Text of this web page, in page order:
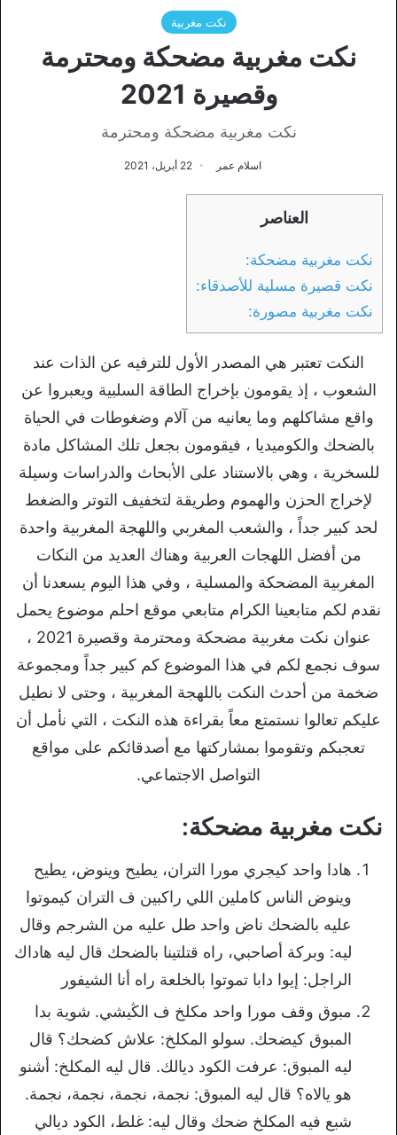
نكت مغربية
نكت مغربية مضحكة ومحترمة
وقصيرة 2021
نكت مغربية مضحكة ومحترمة
اسلام عمر 22 أبريل، 2021
العناصر
نكت مغربية مضحكة:
نكت قصيرة مسلية للأصدقاء:
نكت مغربية مصورة:
النكت تعتبر هي المصدر الأول للترفيه عن الذات عند
الشعوب ، إذ يقومون بإخراج الطاقة السلبية ويعبروا عن
واقع مشاكلهم وما يعانيه من آلام وضغوطات في الحياة
بالضحك والكوميديا ، فيقومون بجعل تلك المشاكل مادة
للسخرية ، وهي بالاستناد على الأبحاث والدراسات وسيلة
لإخراج الحزن والهموم وطريقة لتخفيف التوتر والضغط
لحد كبير جداً ، والشعب المغربي واللهجة المغربية واحدة
من أفضل اللهجات العربية وهناك العديد من النكات
المغربية المضحكة والمسلية ، وفي هذا اليوم يسعدنا أن
نقدم لكم متابعينا الكرام متابعي موقع احلم موضوع يحمل
عنوان نكت مغربية مضحكة ومحترمة وقصيرة 2021 ،
سوف نجمع لكم في هذا الموضوع كم كبير جداً ومجموعة
ضخمة من أحدث النكت باللهجة المغربية ، وحتى لا نطيل
عليكم تعالوا نستمتع معاً بقراءة هذه النكت ، التي نأمل أن
تعجبكم وتقوموا بمشاركتها مع أصدقائكم على مواقع
التواصل الاجتماعي.
نكت مغربية مضحكة:
هادا واحد كيجري مورا التران، يطيح وينوض، يطيح
وينوض الناس كاملين اللي راكبين ف التران كيموتوا
عليه بالضحك ناض واحد طل عليه من الشرجم وقال
ليه: وبركة أصاحبي، راه قتلتينا بالضحك قال ليه هاداك
الراجل: إيوا دابا تموتوا بالخلعة راه أنا الشيفور
مبوق وقف مورا واحد مكلخ ف الڭيشي. شوية بدا
المبوق كيضحك. سولو المكلخ: علاش كضحك؟ قال
ليه المبوق: عرفت الكود ديالك. قال ليه المكلخ: أشنو
هو يالاه؟ قال ليه المبوق: نجمة، نجمة، نجمة، نجمة.
شبع فيه المكلخ ضحك وقال ليه: غلط، الكود ديالي